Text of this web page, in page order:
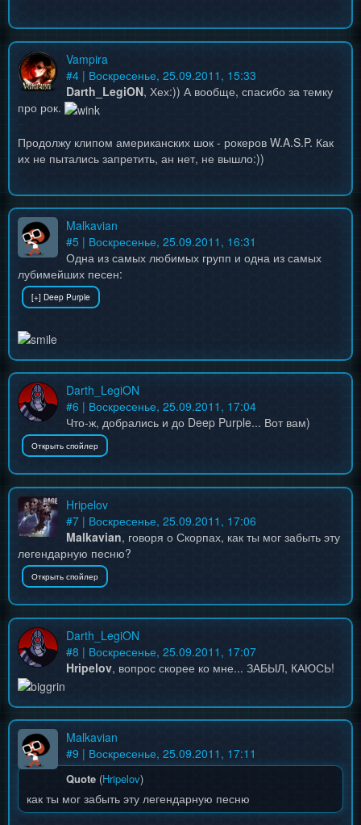
Vampira
#4 | Воскресенье, 25.09.2011, 15:33
Darth_LegiON, Хех:)) А вообще, спасибо за темку
про рок.
Продолжу клипом американских шок - рокеров W.A.S.P. Как
их не пытались запретить, ан нет, не вышло:))
Malkavian
#5 | Воскресенье, 25.09.2011, 16:31
Одна из самых любимых групп и одна из самых
лубимейших песен:
Darth_LegiON
#6 | Воскресенье, 25.09.2011, 17:04
Что-ж, добрались и до Deep Purple... Вот вам)
Hripelov
#7 | Воскресенье, 25.09.2011, 17:06
Malkavian, говоря о Скорпах, как ты мог забыть эту
легендарную песню?
Darth_LegiON
#8 | Воскресенье, 25.09.2011, 17:07
Hripelov, вопрос скорее ко мне... ЗАБЫЛ, КАЮСЬ!
Malkavian
#9 | Воскресенье, 25.09.2011, 17:11
Quote (Hripelov)
как ты мог забыть эту легендарную песню